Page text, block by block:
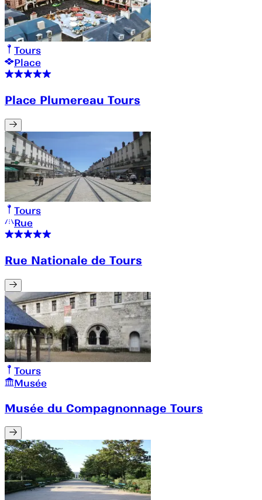
Tours
Place
Place Plumereau Tours
Tours
Rue
Rue Nationale de Tours
Tours
Musée
Musée du Compagnonnage Tours